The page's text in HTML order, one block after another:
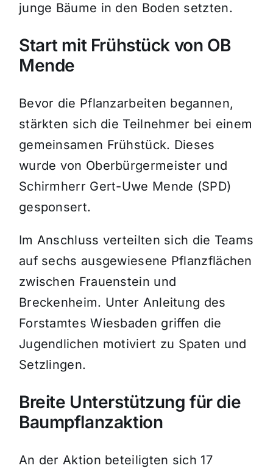
junge Bäume in den Boden setzten.
Start mit Frühstück von OB
Mende
Bevor die Pflanzarbeiten begannen,
stärkten sich die Teilnehmer bei einem
gemeinsamen Frühstück. Dieses
wurde von Oberbürgermeister und
Schirmherr Gert-Uwe Mende (SPD)
gesponsert.
Im Anschluss verteilten sich die Teams
auf sechs ausgewiesene Pflanzflächen
zwischen Frauenstein und
Breckenheim. Unter Anleitung des
Forstamtes Wiesbaden griffen die
Jugendlichen motiviert zu Spaten und
Setzlingen.
Breite Unterstützung für die
Baumpflanzaktion
An der Aktion beteiligten sich 17